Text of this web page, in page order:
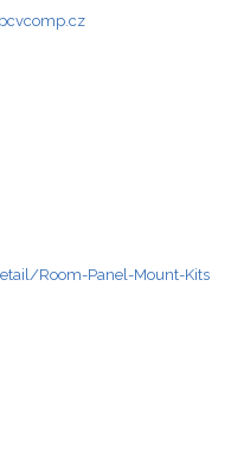
Room-Panel-Mount-Kits